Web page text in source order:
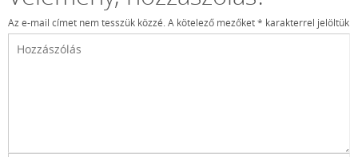
Az e-mail címet nem tesszük közzé.A kötelező mezőket* karakterrel jelöltük